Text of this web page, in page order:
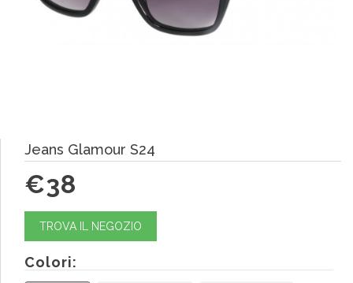
Jeans Glamour S24
€38
TROVA IL NEGOZIO
Colori: